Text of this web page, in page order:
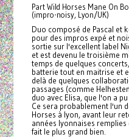
Part Wild Horses Mane On
(impro-noisy, Lyon/UK)
Duo composé de Pascal et
pour des impros expé et
sortie sur l'excellent label
et est devenu le troisième
temps de quelques
batterie tout en maitrise et
delà de quelques
passages (comme
duo avec Elisa, que l'on a
Ce sera probablement l'un
Horses à lyon, avant leur
années lyonnaises
fait le plus grand bien.